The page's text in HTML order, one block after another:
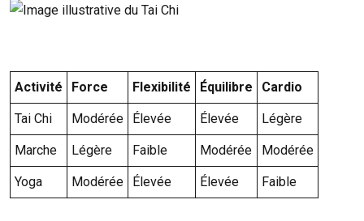
Activité Force Flexibilité Équilibre Cardio
Tai Chi Modérée Élevée Élevée Légère
Marche Légère Faible Modérée Modérée
Yoga Modérée Élevée Élevée Faible